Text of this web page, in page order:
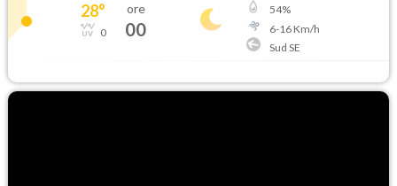
28°
0
ore
00
54%
6-16Km/h
Sud SE